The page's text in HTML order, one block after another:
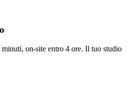
on-site entro 4 ore. Il tuo studio